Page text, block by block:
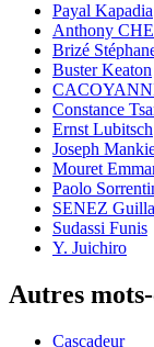
Payal Kapadia
Anthony
Brizé
Buster Keaton
Constance
Ernst Lubitsch
Joseph
Mouret
Paolo
SENEZ
Sudassi Funis
Y. Juichiro
Autres
Cascadeur